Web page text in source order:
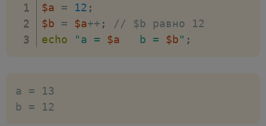
$a = 12 ;
$b
= $a++ ;
// $b равно 12
echo
"a = $a
   b =
$b" ;
a = 13